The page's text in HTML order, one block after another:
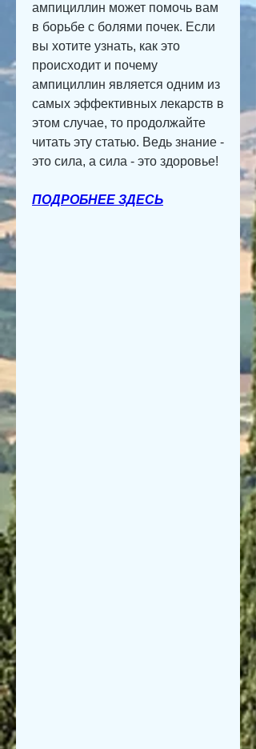
ампициллин может помочь вам
в борьбе с болями почек. Если
вы хотите узнать, как это
происходит и почему
ампициллин является одним из
самых эффективных лекарств в
этом случае, то продолжайте
читать эту статью. Ведь знание -
это сила, а сила - это здоровье!
ПОДРОБНЕЕ ЗДЕСЬ